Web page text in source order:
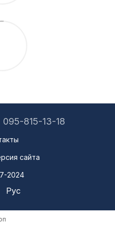
095-815-13-18
сайта
2024
Рус